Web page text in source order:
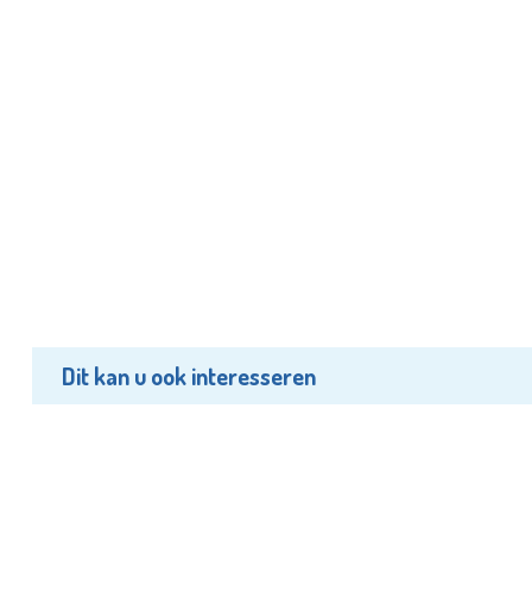
Dit kan u ook interesseren